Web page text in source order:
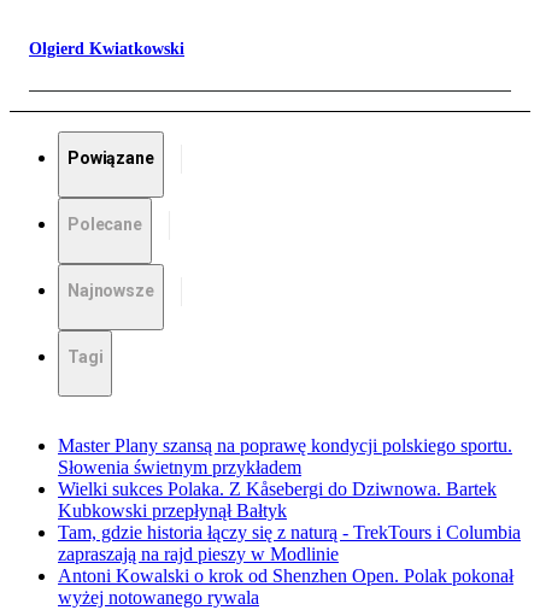
Olgierd Kwiatkowski
Powiązane
Polecane
Najnowsze
Tagi
Master Plany szansą na poprawę kondycji polskiego sportu.
Słowenia świetnym przykładem
Wielki sukces Polaka. Z Kåsebergi do Dziwnowa. Bartek
Kubkowski przepłynął Bałtyk
Tam, gdzie historia łączy się z naturą - TrekTours i Columbia
zapraszają na rajd pieszy w Modlinie
Antoni Kowalski o krok od Shenzhen Open. Polak pokonał
wyżej notowanego rywala